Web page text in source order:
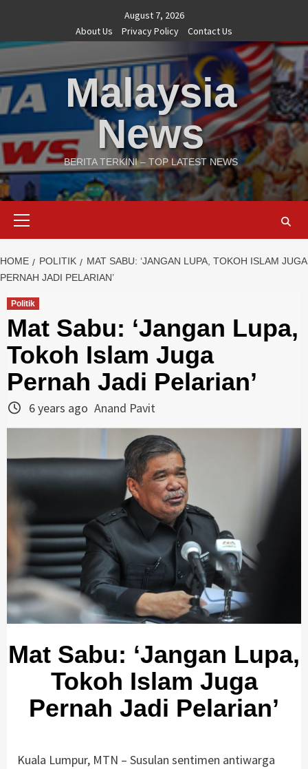
content
August 7, 2026
About Us
Privacy Policy Contact Us
Malaysia
News
BERITA TERKINI – TOP LATEST NEWS
HOME POLITIK
MAT SABU: ‘JANGAN LUPA, TOKOH ISLAM JUGA
PERNAH JADI PELARIAN’
Politik
Mat Sabu: ‘Jangan Lupa,
Tokoh Islam Juga
Pernah Jadi Pelarian’
6 years ago Anand Pavit
Mat Sabu: ‘Jangan Lupa,
Tokoh Islam Juga
Pernah Jadi Pelarian’
Kuala Lumpur, MTN – Susulan sentimen antiwarga